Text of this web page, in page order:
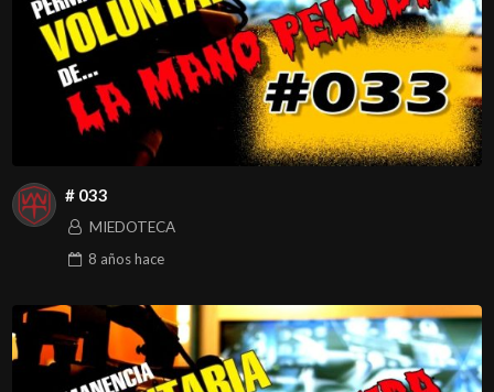
# 033
MIEDOTECA
8 añoshace